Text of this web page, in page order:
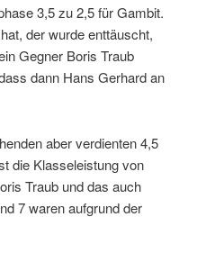
3,5 zu 2,5 für Gambit.
der wurde enttäuscht,
Gegner Boris Traub
dann Hans Gerhard an
aber verdienten 4,5
die Klasseleistung von
Traub und das auch
7 waren aufgrund der